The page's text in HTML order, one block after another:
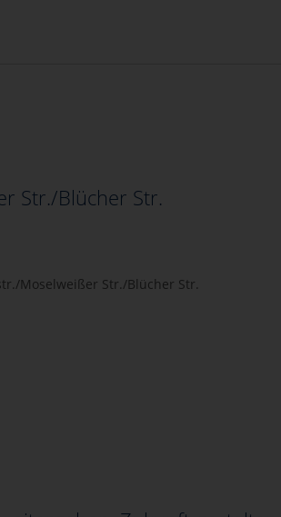
Str./Blücher Str.
Moselweißer Str./Blücher Str.